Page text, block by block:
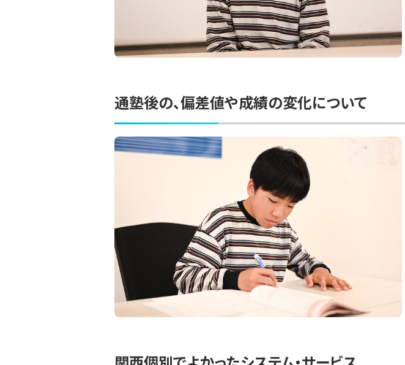
通塾後の、偏差値や成績の変化について